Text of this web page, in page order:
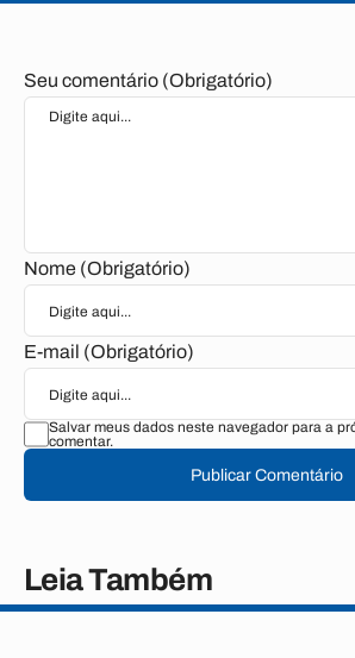
Seu comentário (Obrigatório)
Nome (Obrigatório)
E-mail (Obrigatório)
Salvar meus dados neste navegador para a
comentar.
Publicar Comentário
Leia Também